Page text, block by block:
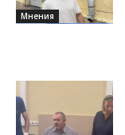
Мнения